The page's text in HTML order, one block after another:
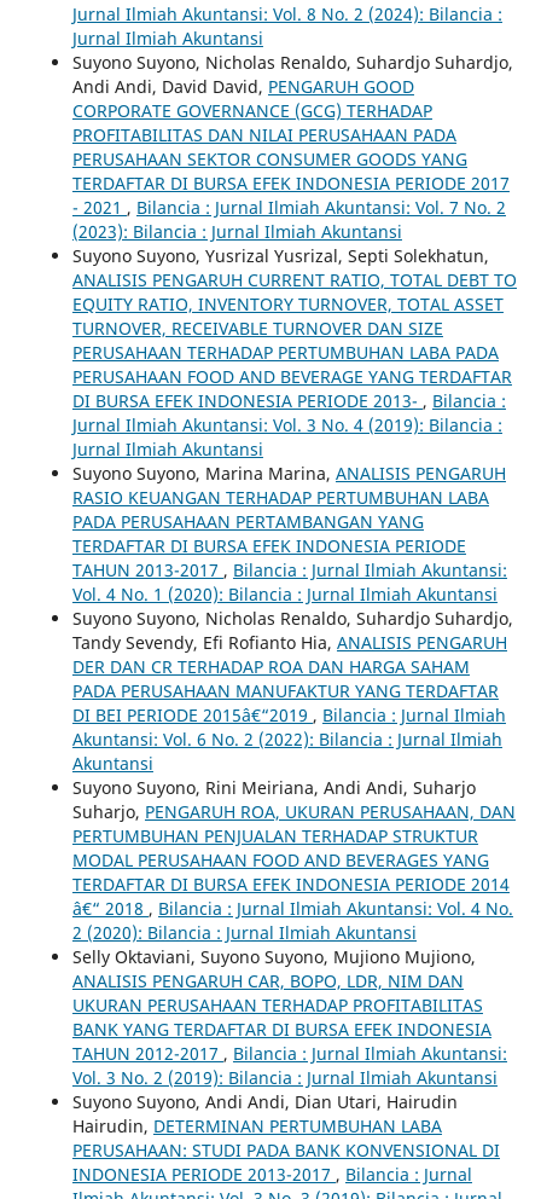
Jurnal Ilmiah Akuntansi: Vol. 8 No. 2 (2024): Bilancia :
Jurnal Ilmiah Akuntansi
Suyono Suyono, Nicholas Renaldo, Suhardjo Suhardjo,
Andi Andi, David David, PENGARUH GOOD
CORPORATE GOVERNANCE (GCG) TERHADAP
PROFITABILITAS DAN NILAI PERUSAHAAN PADA
PERUSAHAAN SEKTOR CONSUMER GOODS YANG
TERDAFTAR DI BURSA EFEK INDONESIA PERIODE 2017
- 2021 , Bilancia : Jurnal Ilmiah Akuntansi: Vol. 7 No. 2
(2023): Bilancia : Jurnal Ilmiah Akuntansi
Suyono Suyono, Yusrizal Yusrizal, Septi Solekhatun,
ANALISIS PENGARUH CURRENT RATIO, TOTAL DEBT TO
EQUITY RATIO, INVENTORY TURNOVER, TOTAL ASSET
TURNOVER, RECEIVABLE TURNOVER DAN SIZE
PERUSAHAAN TERHADAP PERTUMBUHAN LABA PADA
PERUSAHAAN FOOD AND BEVERAGE YANG TERDAFTAR
DI BURSA EFEK INDONESIA PERIODE 2013- , Bilancia :
Jurnal Ilmiah Akuntansi: Vol. 3 No. 4 (2019): Bilancia :
Jurnal Ilmiah Akuntansi
Suyono Suyono, Marina Marina, ANALISIS PENGARUH
RASIO KEUANGAN TERHADAP PERTUMBUHAN LABA
PADA PERUSAHAAN PERTAMBANGAN YANG
TERDAFTAR DI BURSA EFEK INDONESIA PERIODE
TAHUN 2013-2017 , Bilancia : Jurnal Ilmiah Akuntansi:
Vol. 4 No. 1 (2020): Bilancia : Jurnal Ilmiah Akuntansi
Suyono Suyono, Nicholas Renaldo, Suhardjo Suhardjo,
Tandy Sevendy, Efi Rofianto Hia, ANALISIS PENGARUH
DER DAN CR TERHADAP ROA DAN HARGA SAHAM
PADA PERUSAHAAN MANUFAKTUR YANG TERDAFTAR
DI BEI PERIODE 2015â€“2019 , Bilancia : Jurnal Ilmiah
Akuntansi: Vol. 6 No. 2 (2022): Bilancia : Jurnal Ilmiah
Akuntansi
Suyono Suyono, Rini Meiriana, Andi Andi, Suharjo
Suharjo, PENGARUH ROA, UKURAN PERUSAHAAN, DAN
PERTUMBUHAN PENJUALAN TERHADAP STRUKTUR
MODAL PERUSAHAAN FOOD AND BEVERAGES YANG
TERDAFTAR DI BURSA EFEK INDONESIA PERIODE 2014
â€“ 2018 , Bilancia : Jurnal Ilmiah Akuntansi: Vol. 4 No.
2 (2020): Bilancia : Jurnal Ilmiah Akuntansi
Selly Oktaviani, Suyono Suyono, Mujiono Mujiono,
ANALISIS PENGARUH CAR, BOPO, LDR, NIM DAN
UKURAN PERUSAHAAN TERHADAP PROFITABILITAS
BANK YANG TERDAFTAR DI BURSA EFEK INDONESIA
TAHUN 2012-2017 , Bilancia : Jurnal Ilmiah Akuntansi:
Vol. 3 No. 2 (2019): Bilancia : Jurnal Ilmiah Akuntansi
Suyono Suyono, Andi Andi, Dian Utari, Hairudin
Hairudin, DETERMINAN PERTUMBUHAN LABA
PERUSAHAAN: STUDI PADA BANK KONVENSIONAL DI
INDONESIA PERIODE 2013-2017 , Bilancia : Jurnal